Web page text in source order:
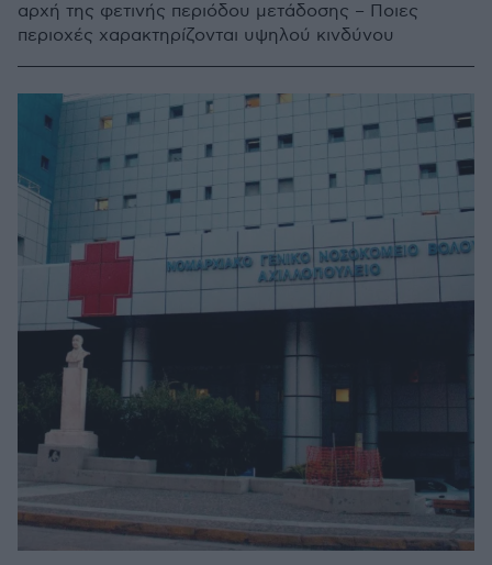
αρχή της φετινής περιόδου μετάδοσης – Ποιες
περιοχές χαρακτηρίζονται υψηλού κινδύνου